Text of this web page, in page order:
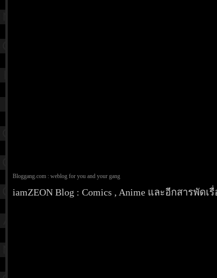
Bloggang.com : weblog for you and your gang
iamZEON Blog : Comics , Anime และอีกสารพัดเรื่